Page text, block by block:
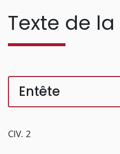
Texte de la
Entête
CIV. 2